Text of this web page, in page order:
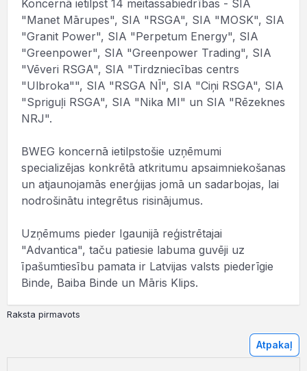
Koncernā ietilpst 14 meitassabiedrības - SIA
"Manet Mārupes", SIA "RSGA", SIA "MOSK", SIA
"Granit Power", SIA "Perpetum Energy", SIA
"Greenpower", SIA "Greenpower Trading", SIA
"Vēveri RSGA", SIA "Tirdzniecības centrs
"Ulbroka"", SIA "RSGA NĪ", SIA "Ciņi RSGA", SIA
"Spriguļi RSGA", SIA "Nika MI" un SIA "Rēzeknes
NRJ".
BWEG koncernā ietilpstošie uzņēmumi
specializējas konkrētā atkritumu apsaimniekošanas
un atjaunojamās enerģijas jomā un sadarbojas, lai
nodrošinātu integrētus risinājumus.
Uzņēmums pieder Igaunijā reģistrētajai
"Advantica", taču patiesie labuma guvēji uz
īpašumtiesību pamata ir Latvijas valsts piederīgie
Binde, Baiba Binde un Māris Klips.
Raksta pirmavots
Atpakaļ